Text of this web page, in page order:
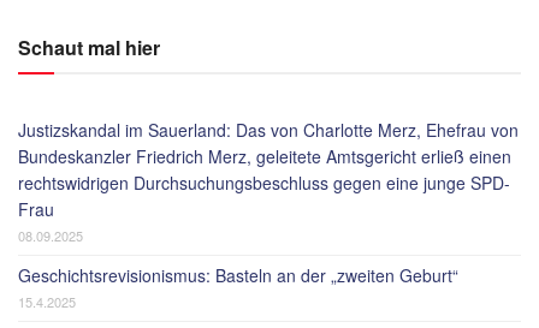
Schaut mal hier
Justizskandal im Sauerland: Das von Charlotte Merz, Ehefrau von
Bundeskanzler Friedrich Merz, geleitete Amtsgericht erließ einen
rechtswidrigen Durchsuchungsbeschluss gegen eine junge SPD-
Frau
08.09.2025
Geschichtsrevisionismus: Basteln an der „zweiten Geburt“
15.4.2025